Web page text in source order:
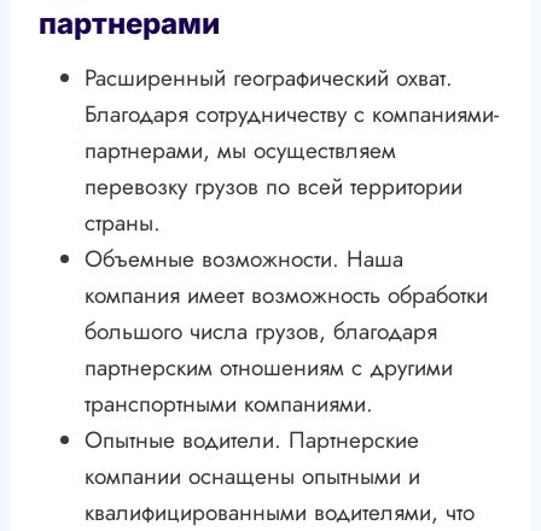
партнерами
Расширенный географический охват.
Благодаря сотрудничеству с компаниями-
партнерами, мы осуществляем
перевозку грузов по всей территории
страны.
Объемные возможности. Наша
компания имеет возможность обработки
большого числа грузов, благодаря
партнерским отношениям с другими
транспортными компаниями.
Опытные водители. Партнерские
компании оснащены опытными и
квалифицированными водителями, что